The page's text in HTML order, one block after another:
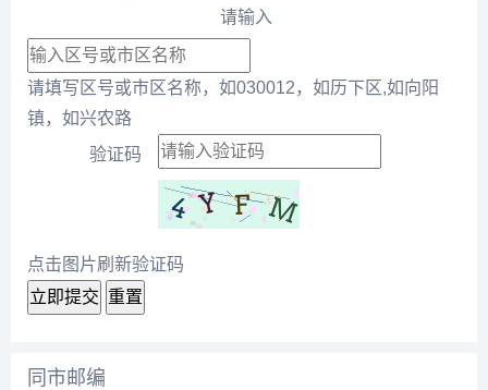
请输入
请填写区号或市区名称，如030012，如历下区,如向阳
镇，如兴农路
验证码
点击图片刷新验证码
立即提交 重置
同市邮编